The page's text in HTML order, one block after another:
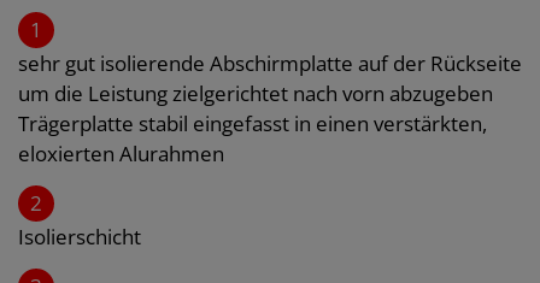
1
sehr gut isolierende Abschirmplatte auf der Rückseite
um die Leistung zielgerichtet nach vorn abzugeben
Trägerplatte stabil eingefasst in einen verstärkten,
eloxierten Alurahmen
2
Isolierschicht